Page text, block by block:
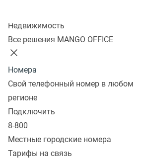
Недвижимость
Все решения MANGO OFFICE
Номера
Свой телефонный номер в любом
регионе
Подключить
8-800
Местные городские номера
Тарифы на связь
Сервисы MANGO OFFICE легко и
интегрировать с самыми
системами и другими офисными
300+ готовых интеграций
подключения, в них реализованы
востребованные клиентами
Если подходящей готовой
экосистемой MANGO OFFICE в
нужно решение с высокой